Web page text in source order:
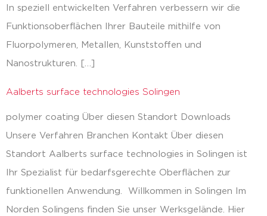
In speziell entwickelten Verfahren verbessern wir die
Funktionsoberflächen Ihrer Bauteile mithilfe von
Fluorpolymeren, Metallen, Kunststoffen und
Nanostrukturen. […]
Aalberts surface technologies Solingen
polymer coating Über diesen Standort Downloads
Unsere Verfahren Branchen Kontakt Über diesen
Standort Aalberts surface technologies in Solingen ist
Ihr Spezialist für bedarfsgerechte Oberflächen zur
funktionellen Anwendung. Willkommen in Solingen Im
Norden Solingens finden Sie unser Werksgelände. Hier